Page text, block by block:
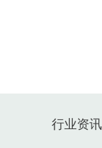
行业资讯